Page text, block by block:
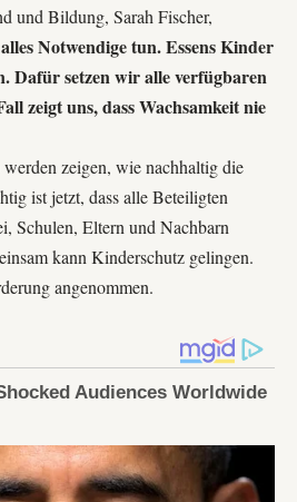
und Bildung, Sarah Fischer,
Notwendige tun. Essens Kinder
Dafür setzen wir alle verfügbaren
zeigt uns, dass Wachsamkeit nie
zeigen, wie nachhaltig die
ist jetzt, dass alle Beteiligten
Schulen, Eltern und Nachbarn
kann Kinderschutz gelingen.
angenommen.